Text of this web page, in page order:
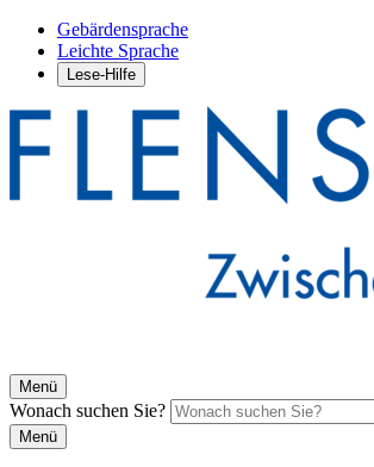
Gebärdensprache
Leichte Sprache
Lese-Hilfe
Menü
Wonach suchen Sie?
Menü